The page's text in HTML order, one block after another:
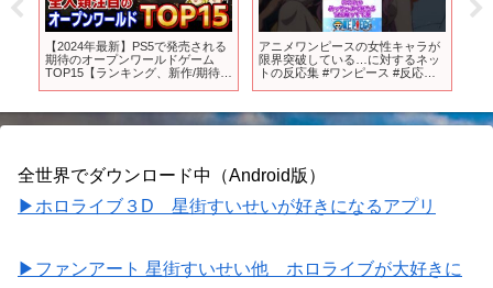
【2024年最新】PS5で発売される
期待のオープンワールドゲーム
TOP15【ランキング、新作/期待
アニメワンピースの女性キャラが
限界突破している…に対するネッ
トの反応集 #ワンピース #反応集
全世界でダウンロード中（Android版）
▶ホロライブ３D 星街すいせいが好きになるアプリ
▶ファンアート 星街すいせい他 ホロライブが大好きに